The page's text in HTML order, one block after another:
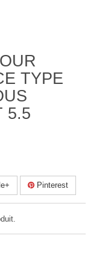
TYPE
5.5
Pinterest